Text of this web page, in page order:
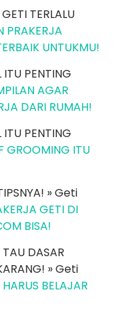
TERLALU
PRAKERJA
UNTUKMU!
ITU PENTING
AGAR
DARI RUMAH!
ITU PENTING
GROOMING ITU
» Geti
GETI DI
BISA!
DASAR
» Geti
BELAJAR